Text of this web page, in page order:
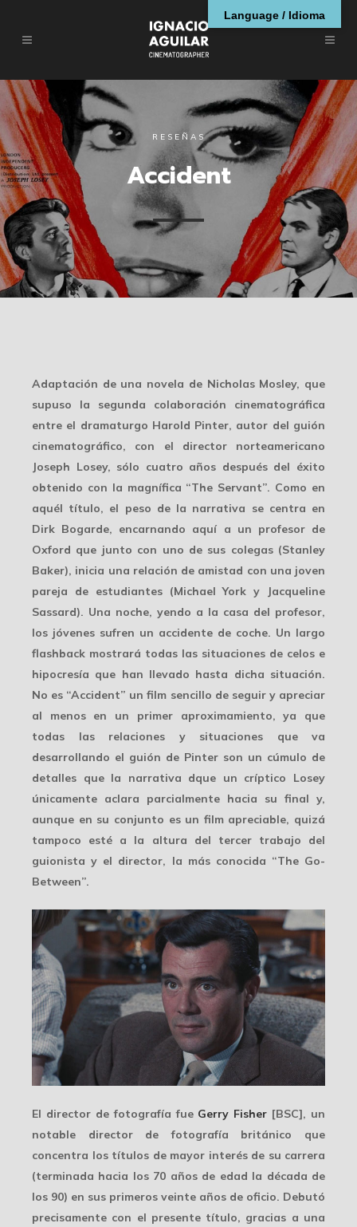
RESEÑAS
Accident
Adaptación de una novela de Nicholas Mosley, que
supuso la segunda colaboración cinematográfica
entre el dramaturgo Harold Pinter, autor del guión
cinematográfico, con el director norteamericano
Joseph Losey, sólo cuatro años después del éxito
obtenido con la magnífica “The Servant”. Como en
aquél título, el peso de la narrativa se centra en
Dirk Bogarde, encarnando aquí a un profesor de
Oxford que junto con uno de sus colegas (Stanley
Baker), inicia una relación de amistad con una joven
pareja de estudiantes (Michael York y Jacqueline
Sassard). Una noche, yendo a la casa del profesor,
los jóvenes sufren un accidente de coche. Un largo
flashback mostrará todas las situaciones de celos e
hipocresía que han llevado hasta dicha situación.
No es “Accident” un film sencillo de seguir y apreciar
al menos en un primer aproximamiento, ya que
todas las relaciones y situaciones que va
desarrollando el guión de Pinter son un cúmulo de
detalles que la narrativa dque un críptico Losey
únicamente aclara parcialmente hacia su final y,
aunque en su conjunto es un film apreciable, quizá
tampoco esté a la altura del tercer trabajo del
guionista y el director, la más conocida “The Go-
Between”.
El director de fotografía fue Gerry Fisher [BSC], un
notable director de fotografía británico que
concentra los títulos de mayor interés de su carrera
(terminada hacia los 70 años de edad la década de
los 90) en sus primeros veinte años de oficio. Debutó
precisamente con el presente título, gracias a una
Language / Idioma